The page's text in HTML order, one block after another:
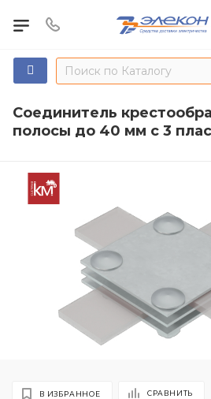
Соединитель
полосы до 40 мм с 3
В ИЗБРАННОЕ СРАВНИТЬ